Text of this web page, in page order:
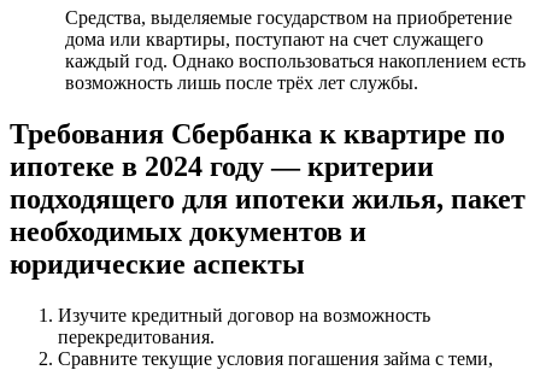
Средства, выделяемые государством на приобретение
дома или квартиры, поступают на счет служащего
каждый год. Однако воспользоваться накоплением есть
возможность лишь после трёх лет службы.
Требования Сбербанка к квартире по
ипотеке в 2024 году — критерии
подходящего для ипотеки жилья, пакет
необходимых документов и
юридические аспекты
Изучите кредитный договор на возможность
перекредитования.
Сравните текущие условия погашения займа с теми,